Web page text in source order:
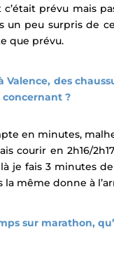
prévu mais
peu surpris de
que prévu.
des
?
en minutes,
en 2h16/
je fais 3 minutes
même donne à
sur marathon,